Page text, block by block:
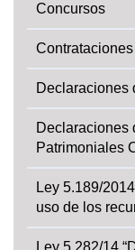
Concursos
Declaraciones
Declaraciones
Patrimoniales
Ley 5.189/
uso de los
Ley 5.282/14